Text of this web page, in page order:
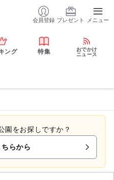
会員登録 プレゼント メニュー
ング 特集
おでかけ
ニュース
園をお探しですか？
らから